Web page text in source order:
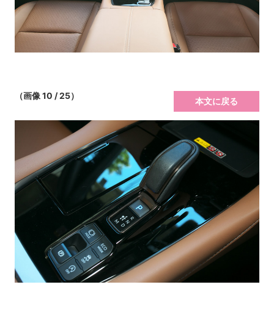
（画像 10 / 25）
本文に戻る